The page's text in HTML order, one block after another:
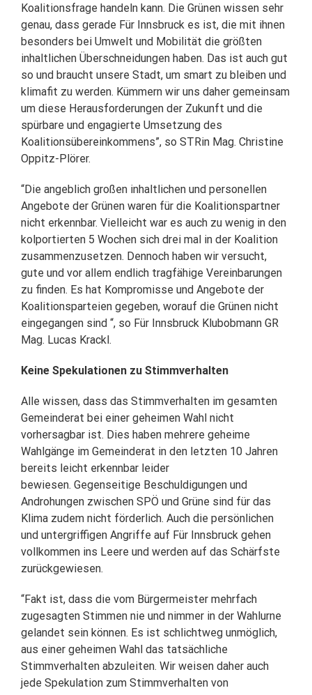
Koalitionsfrage handeln kann. Die Grünen wissen sehr
genau, dass gerade Für Innsbruck es ist, die mit ihnen
besonders bei Umwelt und Mobilität die größten
inhaltlichen Überschneidungen haben. Das ist auch gut
so und braucht unsere Stadt, um smart zu bleiben und
klimafit zu werden. Kümmern wir uns daher gemeinsam
um diese Herausforderungen der Zukunft und die
spürbare und engagierte Umsetzung des
Koalitionsübereinkommens”, so STRin Mag. Christine
Oppitz-Plörer.
“Die angeblich großen inhaltlichen und personellen
Angebote der Grünen waren für die Koalitionspartner
nicht erkennbar. Vielleicht war es auch zu wenig in den
kolportierten 5 Wochen sich drei mal in der Koalition
zusammenzusetzen. Dennoch haben wir versucht,
gute und vor allem endlich tragfähige Vereinbarungen
zu finden. Es hat Kompromisse und Angebote der
Koalitionsparteien gegeben, worauf die Grünen nicht
eingegangen sind “, so Für Innsbruck Klubobmann GR
Mag. Lucas Krackl.
Keine Spekulationen zu Stimmverhalten
Alle wissen, dass das Stimmverhalten im gesamten
Gemeinderat bei einer geheimen Wahl nicht
vorhersagbar ist. Dies haben mehrere geheime
Wahlgänge im Gemeinderat in den letzten 10 Jahren
bereits leicht erkennbar leider
bewiesen. Gegenseitige Beschuldigungen und
Androhungen zwischen SPÖ und Grüne sind für das
Klima zudem nicht förderlich. Auch die persönlichen
und untergriffigen Angriffe auf Für Innsbruck gehen
vollkommen ins Leere und werden auf das Schärfste
zurückgewiesen.
“Fakt ist, dass die vom Bürgermeister mehrfach
zugesagten Stimmen nie und nimmer in der Wahlurne
gelandet sein können. Es ist schlichtweg unmöglich,
aus einer geheimen Wahl das tatsächliche
Stimmverhalten abzuleiten. Wir weisen daher auch
jede Spekulation zum Stimmverhalten von